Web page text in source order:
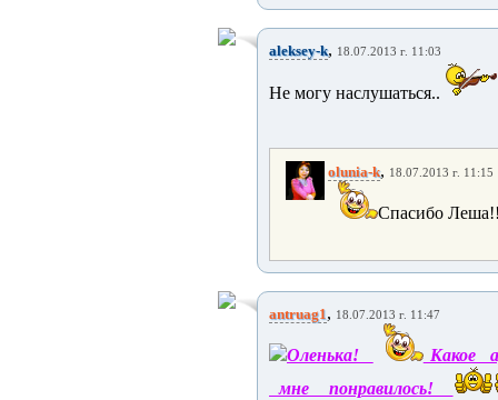
aleksey-k, 18.07.2013 г. 11:03
Не могу наслушаться..
olunia-k, 18.07.2013 г. 11:15
Спасибо
antruag1, 18.07.2013 г. 11:47
Оленька!
Какое
мне понравилось!